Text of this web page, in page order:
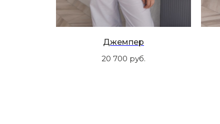
Джемпер
20 700 руб.